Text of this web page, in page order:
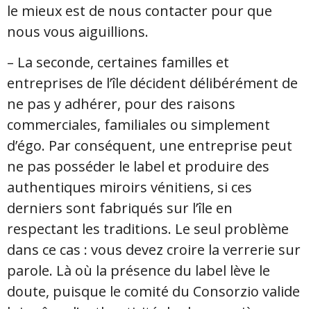
le mieux est de nous contacter pour que
nous vous aiguillions.
– La seconde, certaines familles et
entreprises de l’île décident délibérément de
ne pas y adhérer, pour des raisons
commerciales, familiales ou simplement
d’égo. Par conséquent, une entreprise peut
ne pas posséder le label et produire des
authentiques miroirs vénitiens, si ces
derniers sont fabriqués sur l’île en
respectant les traditions. Le seul problème
dans ce cas : vous devez croire la verrerie sur
parole. Là où la présence du label lève le
doute, puisque le comité du Consorzio valide